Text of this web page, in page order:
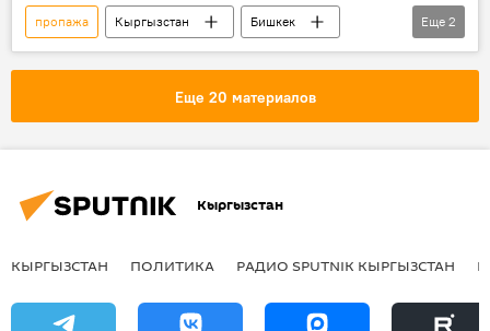
пропажа Кыргызстан
Бишкек
УВД Ленинского района
подросток
Еще 2
Еще 20 материалов
Кыргызстан
КЫРГЫЗСТАН ПОЛИТИКА РАДИО SPUTNIK КЫРГЫЗСТАН